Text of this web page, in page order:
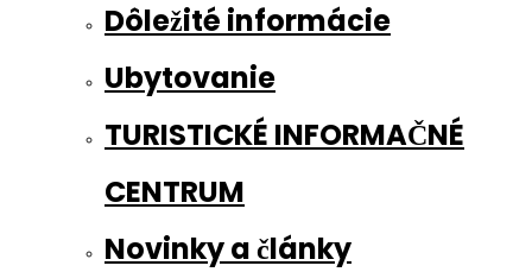
Dôležité informácie
Ubytovanie
TURISTICKÉ INFORMAČNÉ
CENTRUM
Novinky a články